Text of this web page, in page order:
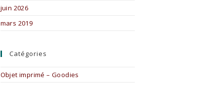
juin 2026
mars 2019
Catégories
Objet imprimé – Goodies